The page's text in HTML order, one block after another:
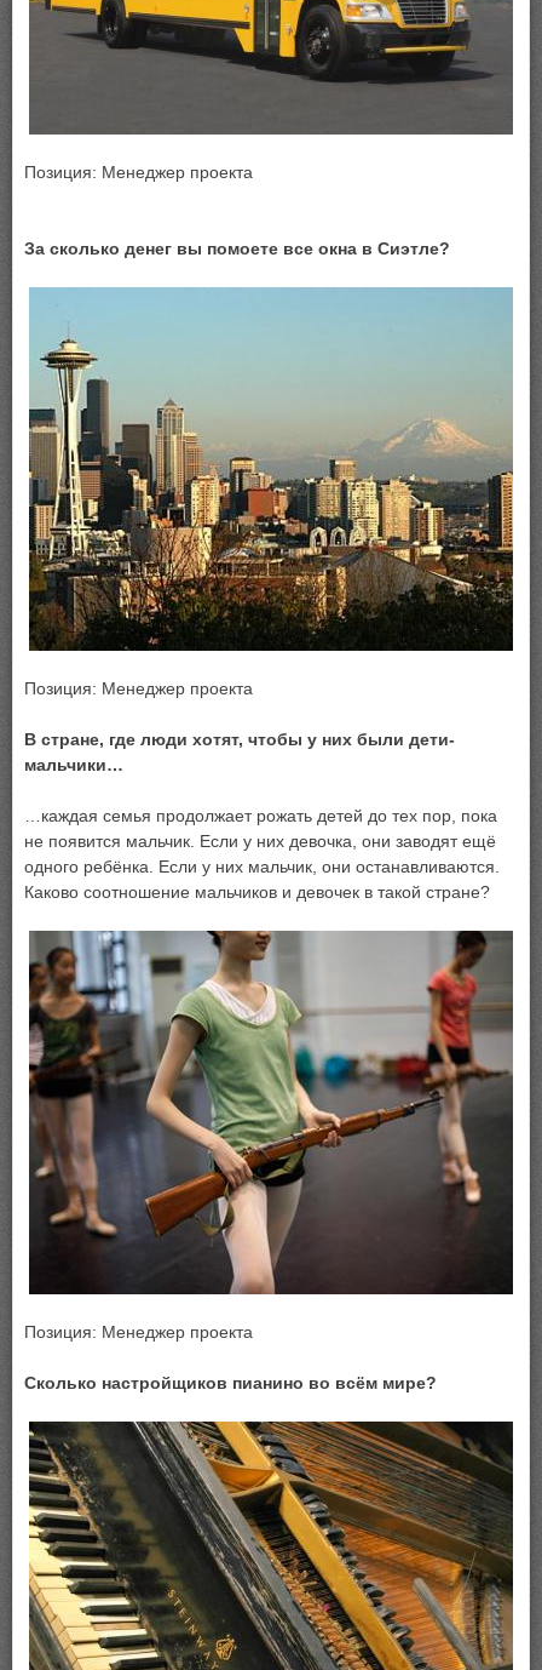
Позиция: Менеджер проекта
За сколько денег вы помоете все окна в Сиэтле?
Позиция: Менеджер проекта
В стране, где люди хотят, чтобы у них были дети-
мальчики…
…каждая семья продолжает рожать детей до тех пор, пока
не появится мальчик. Если у них девочка, они заводят ещё
одного ребёнка. Если у них мальчик, они останавливаются.
Каково соотношение мальчиков и девочек в такой стране?
Позиция: Менеджер проекта
Сколько настройщиков пианино во всём мире?